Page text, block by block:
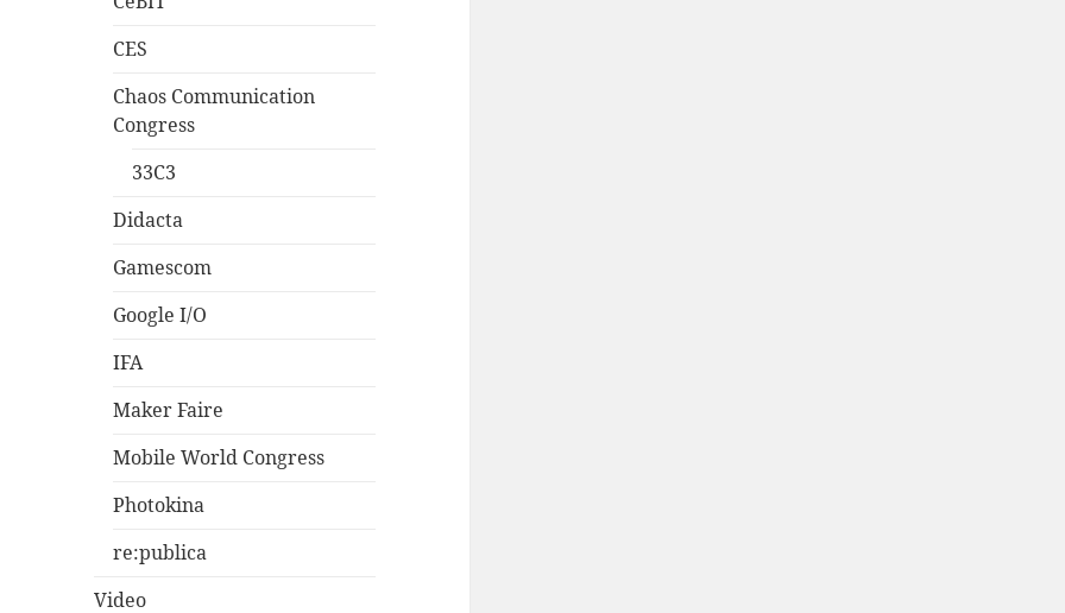
CES
Chaos Communication
Congress
33C3
Didacta
Gamescom
Google I/O
IFA
Maker Faire
Mobile World Congress
Photokina
re:publica
Video